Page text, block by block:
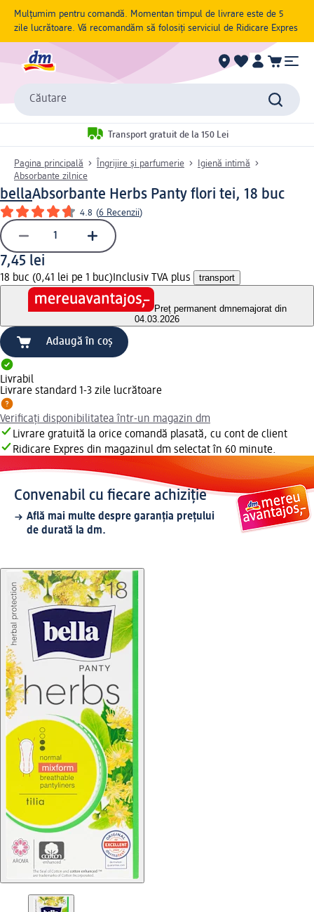
Mulțumim pentru comandă. Momentan timpul de livrare este de 5
zile lucrătoare. Vă recomandăm să folosiți serviciul de Ridicare Expres
Căutare
Transport gratuit de la 150 Lei
Pagina principală Îngrijire și parfumerie
Igienă intimă
Absorbante zilnice
bellaAbsorbante Herbs Panty flori tei, 18 buc
4.8 (6 Recenzii)
7,45 lei
18 buc (0,41 lei pe 1 buc) Inclusiv TVA plus transport
Preț permanent dmnemajorat din
04.03.2026
Adaugă în coș
Livrabil
Livrare standard 1-3 zile lucrătoare
Verificați disponibilitatea într-un magazin dm
Livrare gratuită la orice comandă plasată, cu cont de client
Ridicare Expres din magazinul dm selectat în 60 minute.
Convenabil cu fiecare achiziție
Află mai multe despre garanția prețului
de durată la dm.